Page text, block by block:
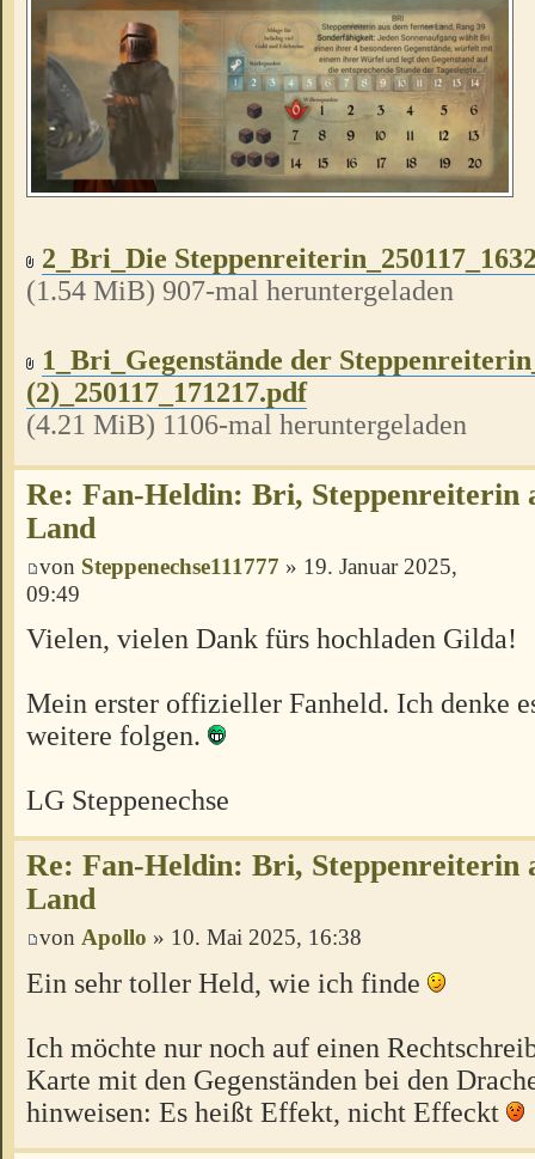
2_Bri_Die
(1.54 MiB) 907-mal heruntergeladen
1_Bri_Gegenstände der
(2)_250117_171217.pdf
(4.21 MiB) 1106-mal heruntergeladen
Re: Fan-Heldin: Bri, Steppenreiterin
Land
von Steppenechse111777 » 19. Januar 2025,
09:49
Vielen, vielen Dank fürs hochladen Gilda!
Mein erster offizieller Fanheld. Ich denke
weitere folgen.
LG Steppenechse
Re: Fan-Heldin: Bri, Steppenreiterin
Land
von Apollo » 10. Mai 2025, 16:38
Ein sehr toller Held, wie ich finde
Ich möchte nur noch auf einen
Karte mit den Gegenständen bei den
hinweisen: Es heißt Effekt, nicht Effeckt